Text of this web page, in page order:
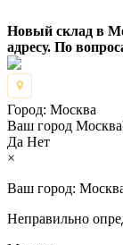
Новый склад в
адресу. По
Город: Москва
Ваш город
Да Нет
×
Ваш город:
Неправильно